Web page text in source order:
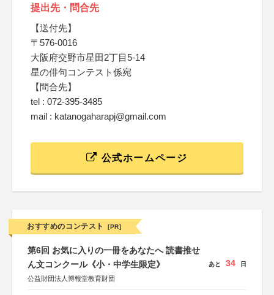
提出先・問合先
【送付先】
〒576-0016
大阪府交野市星田2丁目5-14
星の俳句コンテスト係宛
【問合先】
tel : 072-395-3485
mail : katanogaharapj@gmail.com
公式ホームページ
おすすめのコンテスト [PR]
第6回 お気に入りの一冊をあなたへ 読書推せ
ん文コンクール《小・中学生限定》
公益財団法人博報堂教育財団
あと 34 日